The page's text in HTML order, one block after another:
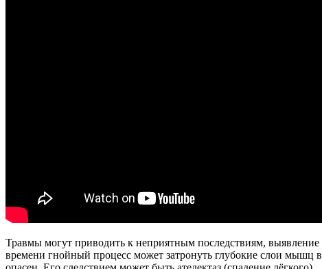
Травмы могут приводить к неприятным последствиям,
времени гнойный процесс может затронуть глубокие слои мышц